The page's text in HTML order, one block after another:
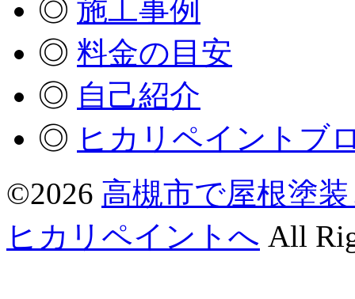
◎ 施工事例
◎ 料金の目安
◎ 自己紹介
◎ ヒカリペイントブ
©2026 高槻市で屋根塗
ヒカリペイントへ All